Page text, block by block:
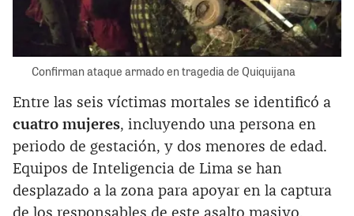
Confirman ataque armado en tragedia de Quiquijana
Entre las seis víctimas mortales se identificó a
cuatro mujeres, incluyendo una persona en
periodo de gestación, y dos menores de edad.
Equipos de Inteligencia de Lima se han
desplazado a la zona para apoyar en la captura